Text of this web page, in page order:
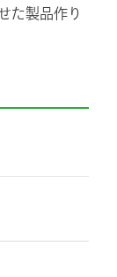
た製品作り